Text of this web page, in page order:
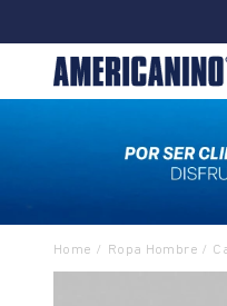
Ropa Hombre